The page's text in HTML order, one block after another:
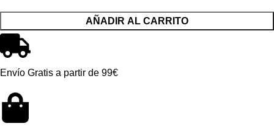
AÑADIR AL CARRITO
Envío Gratis a partir de 99€